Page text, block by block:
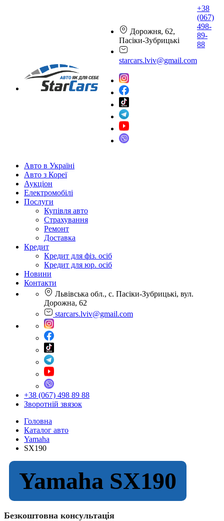
Дорожня, 62,
Пасіки-Зубрицькі
starcars.lviv@gmail.com
+38
(067)
498-
89-
88
Авто в Україні
Авто з Кореї
Аукціон
Електромобілі
Послуги
Купівля авто
Страхування
Ремонт
Доставка
Кредит
Кредит для фіз. осіб
Кредит для юр. осіб
Новини
Контакти
Львівська обл., с. Пасіки-Зубрицькі, вул.
Дорожна, 62
starcars.lviv@gmail.com
+38 (067) 498 89 88
Зворотній звязок
Головна
Каталог авто
Yamaha
SX190
Yamaha SX190
Безкоштовна консультація